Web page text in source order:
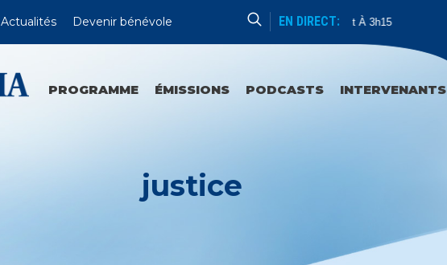
Actualités Devenir bénévole EN DIRECT:
Livre De Spiritualité Tous Les Jour À 15h15 Et À 3h15
PROGRAMME ÉMISSIONS PODCASTS INTERVENANTS
justice